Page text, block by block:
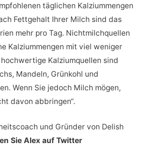
täglichen Kalziummengen
Fettgehalt Ihrer Milch sind das
mehr pro Tag. Nichtmilchquellen
Kalziummengen mit viel weniger
Kalziumquellen sind
Mandeln, Grünkohl und
Wenn Sie jedoch Milch mögen,
davon abbringen“.
und Gründer von Delish
Sie Alex auf Twitter